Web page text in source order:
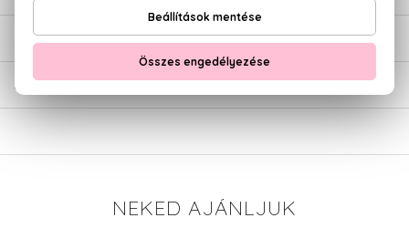
ÉRTÉKELÉSEK (0)
SZÁLLÍTÁS
NEKED AJÁNLJUK